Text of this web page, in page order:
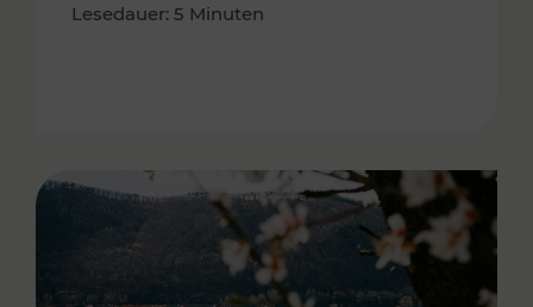
Lesedauer: 5 Minuten